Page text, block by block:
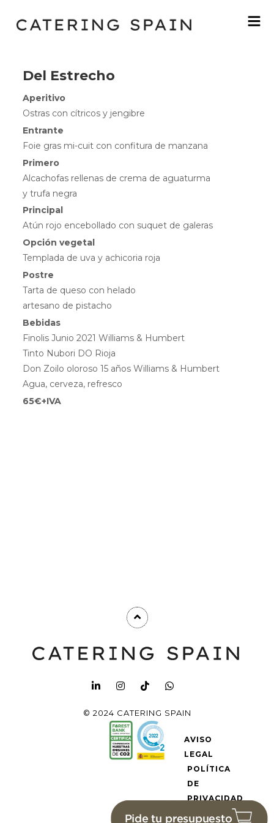
Del Estrecho
Aperitivo
Ostras con cítricos y jengibre
Entrante
Foie gras mi-cuit con confitura de manzana
Primero
Alcachofas rellenas de crema de aguaturma
y trufa negra
Principal
Atún rojo encebollado con suquet de galeras
Opción vegetal
Templada de uva y achicoria roja
Postre
Tarta de queso con helado
artesano de pistacho
Bebidas
Finolis Junio 2021 Williams & Humbert
Tinto Nubori DO Rioja
Don Zoilo oloroso 15 años Williams & Humbert
Agua, cerveza, refresco
65€+IVA
© 2024 CATERING SPAIN
AVISO
LEGAL
POLÍTICA
DE
PRIVACIDAD
POLÍTICA